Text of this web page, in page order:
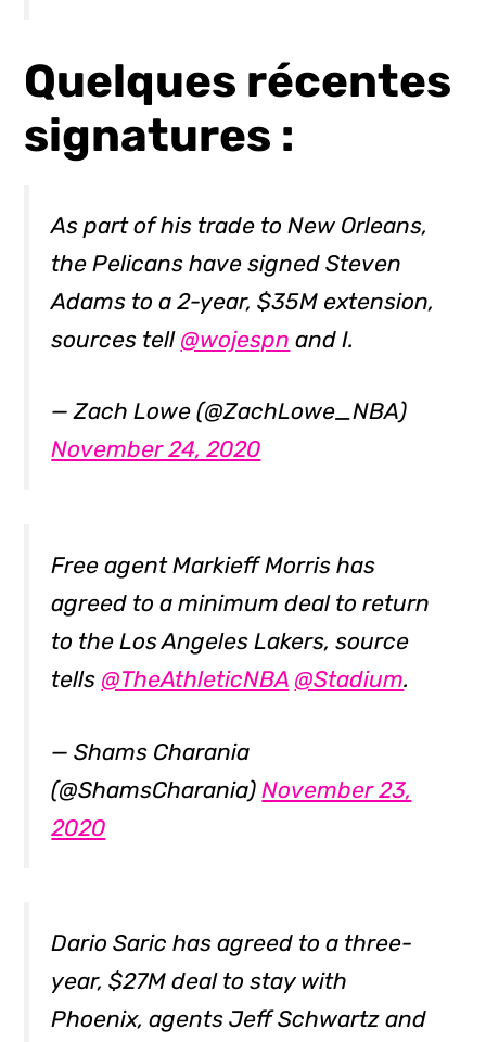
Quelques récentes
signatures :
As part of his trade to New Orleans,
the Pelicans have signed Steven
Adams to a 2-year, $35M extension,
sources tell @wojespn and I.
— Zach Lowe (@ZachLowe_NBA)
November 24, 2020
Free agent Markieff Morris has
agreed to a minimum deal to return
to the Los Angeles Lakers, source
tells @TheAthleticNBA @Stadium.
— Shams Charania
(@ShamsCharania)November 23,
2020
Dario Saric has agreed to a three-
year, $27M deal to stay with
Phoenix, agents Jeff Schwartz and